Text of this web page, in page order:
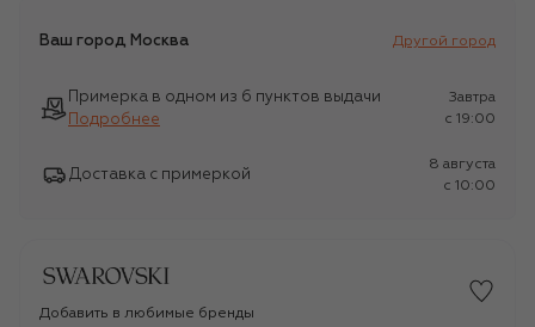
Ваш город Москва Другой город
Примерка в одном из 6 пунктов выдачи
Подробнее
Завтра
c 19:00
Доставка с примеркой
8 августа
c 10:00
Добавить в любимые бренды